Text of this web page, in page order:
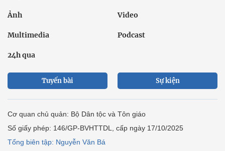
Ảnh Video
Multimedia Podcast
24h qua
Tuyến bài Sự kiện
Cơ quan chủ quản: Bộ Dân tộc và Tôn giáo
Số giấy phép: 146/GP-BVHTTDL, cấp ngày 17/10/2025
Tổng biên tập: Nguyễn Văn Bá